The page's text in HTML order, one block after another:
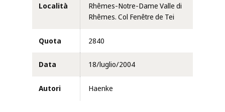
Località
Rhêmes-Notre-Dame Valle di
Rhêmes. Col Fenêtre de Tei
Quota 2840
Data 18/luglio/2004
Autori Haenke